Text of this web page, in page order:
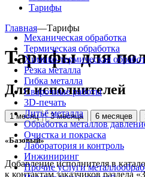
Тарифы
Механическая обработка
Термическая обработка
Химико-термическая
Резка металла
Гибка металла
Сварочные работы
3D-печать
Литьё металла
Обработка металлов
Очистка и покраска
Лаборатория и контроль
Инжиниринг
Прочие услуги
Главная—Тарифы
Тарифы для
Для исполнителей
1 месяц 3 месяца 6 месяцев
«Базовый»
Добавление исполнителя в
к контактам заказчиков раздела